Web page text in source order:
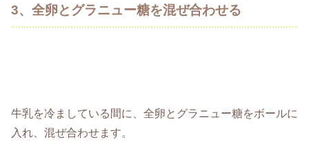
3、全卵とグラニュー糖を混ぜ合わせる
牛乳を冷ましている間に、全卵とグラニュー糖をボールに
入れ、混ぜ合わせます。